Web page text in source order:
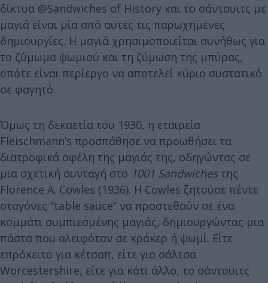
δίκτυα @Sandwiches of History και το σάντουιτς με
μαγιά είναι μία από αυτές τις παρωχημένες
δημιουργίες. Η μαγιά χρησιμοποιείται συνήθως για
το ζύμωμα ψωμιού και τη ζύμωση της μπύρας,
οπότε είναι περίεργο να αποτελεί κύριο συστατικό
σε φαγητό.
Όμως τη δεκαετία του 1930, η εταιρεία
Fleischmann’s προσπάθησε να προωθήσει τα
διατροφικά οφέλη της μαγιάς της, οδηγώντας σε
μια σχετική συνταγή στο 1001 Sandwiches της
Florence A. Cowles (1936). Η Cowles ζητούσε πέντε
σταγόνες “table sauce” να προστεθούν σε ένα
κομμάτι συμπιεσμένης μαγιάς, δημιουργώντας μια
πάστα που αλειφόταν σε κράκερ ή ψωμί. Είτε
επρόκειτο για κέτσαπ, είτε για σάλτσα
Worcestershire, είτε για κάτι άλλο, το σάντουιτς